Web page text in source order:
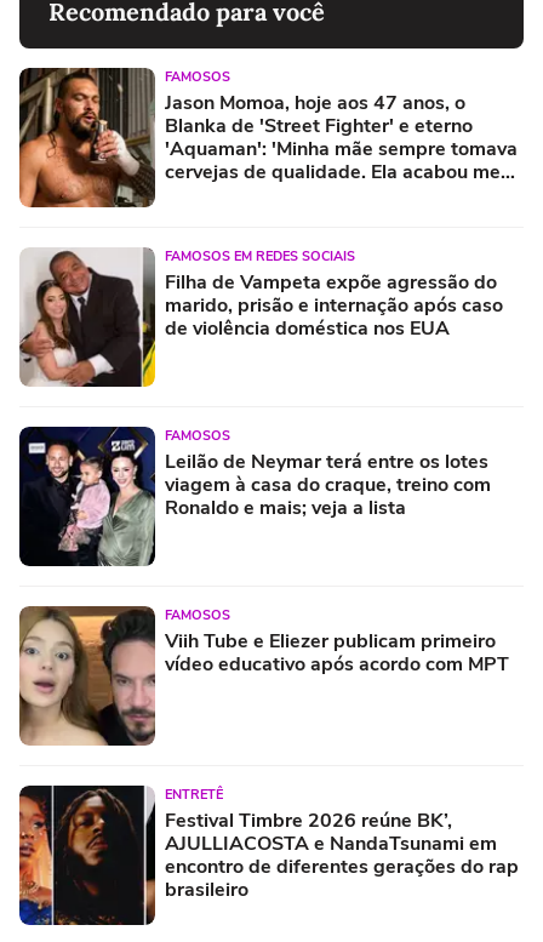
Recomendado para você
FAMOSOS
Jason Momoa, hoje aos 47 anos, o
Blanka de 'Street Fighter' e eterno
'Aquaman': 'Minha mãe sempre tomava
cervejas de qualidade. Ela acabou me
FAMOSOS EM REDES SOCIAIS
Filha de Vampeta expõe agressão do
marido, prisão e internação após caso
de violência doméstica nos EUA
FAMOSOS
Leilão de Neymar terá entre os lotes
viagem à casa do craque, treino com
Ronaldo e mais; veja a lista
FAMOSOS
Viih Tube e Eliezer publicam primeiro
vídeo educativo após acordo com MPT
ENTRETÊ
Festival Timbre 2026 reúne BK’,
AJULLIACOSTA e NandaTsunami em
encontro de diferentes gerações do rap
brasileiro